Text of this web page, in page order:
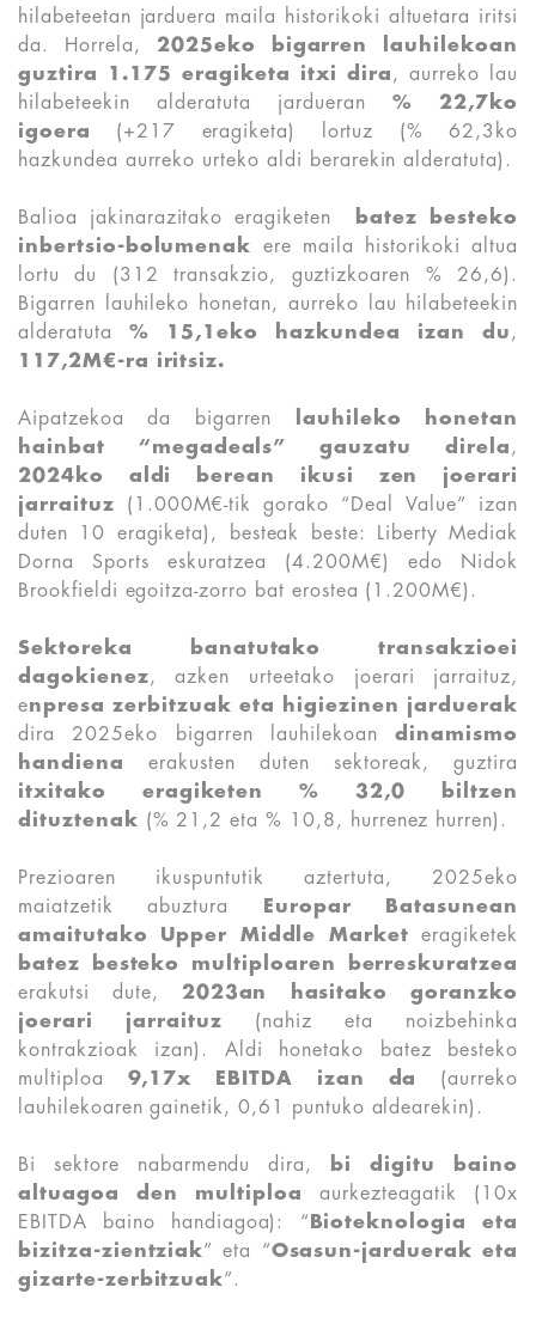
hilabeteetan jarduera maila historikoki altuetara iritsi
da. Horrela, 2025eko bigarren lauhilekoan
guztira 1.175 eragiketa itxi dira , aurreko lau
hilabeteekin alderatuta jardueran % 22,7ko
igoera
(+217 eragiketa) lortuz (% 62,3ko
hazkundea aurreko urteko aldi berarekin alderatuta).
Balioa jakinarazitako eragiketen
batez besteko
inbertsio-bolumenak ere maila historikoki altua
lortu du (312 transakzio, guztizkoaren % 26,6).
Bigarren lauhileko honetan, aurreko lau hilabeteekin
alderatuta % 15,1eko hazkundea izan du ,
117,2M€-ra iritsiz.
Aipatzekoa da bigarren
lauhileko honetan
hainbat “megadeals” gauzatu direla ,
2024ko aldi berean ikusi zen joerari
jarraituz (1.000M€-tik gorako “Deal Value” izan
duten 10 eragiketa), besteak beste: Liberty Mediak
Dorna Sports eskuratzea (4.200M€) edo Nidok
Brookfieldi egoitza-zorro bat erostea (1.200M€).
Sektoreka banatutako transakzioei
dagokienez, azken urteetako joerari jarraituz,
enpresa zerbitzuak eta higiezinen jarduerak
dira 2025eko bigarren lauhilekoandinamismo
handiena
erakusten duten sektoreak, guztira
itxitako eragiketen % 32,0 biltzen
dituztenak (% 21,2 eta % 10,8, hurrenez hurren).
Prezioaren ikuspuntutik aztertuta, 2025eko
maiatzetik abuztura
Europar Batasunean
amaitutako
Upper Middle Market eragiketek
batez besteko multiploaren berreskuratzea
erakutsi dute, 2023an hasitako goranzko
joerari jarraituz (nahiz eta noizbehinka
kontrakzioak izan). Aldi honetako batez besteko
multiploa 9,17x EBITDA izan da
(aurreko
lauhilekoaren gainetik, 0,61 puntuko aldearekin).
Bi sektore nabarmendu dira,
bi digitu baino
altuagoa den multiploa
aurkezteagatik (10x
EBITDA baino handiagoa): “ Bioteknologia eta
bizitza-zientziak” eta “Osasun-jarduerak eta
gizarte-zerbitzuak”.